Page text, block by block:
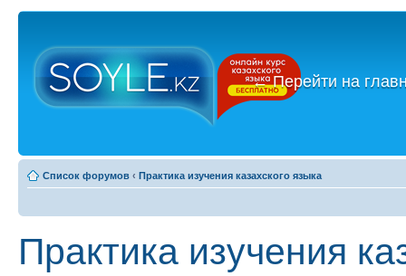
←Перейти на
Список форумов ‹ Практика изучения казахского языка
Практика изучения